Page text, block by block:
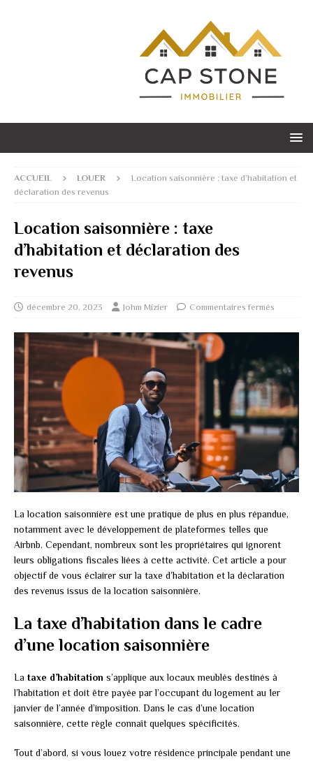
ACCUEIL LOUER
Location saisonnière : taxe d’habitation et
déclaration des revenus
Location saisonnière : taxe
d’habitation et déclaration des
revenus
décembre 20, 2023 Johm Mizier Commentaires fermés
La location saisonnière est une pratique de plus en plus répandue,
notamment avec le développement de plateformes telles que
Airbnb. Cependant, nombreux sont les propriétaires qui ignorent
leurs obligations fiscales liées à cette activité. Cet article a pour
objectif de vous éclairer sur la taxe d’habitation et la déclaration
des revenus issus de la location saisonnière.
La taxe d’habitation dans le cadre
d’une location saisonnière
La taxe d’habitation s’applique aux locaux meublés destinés à
l’habitation et doit être payée par l’occupant du logement au 1er
janvier de l’année d’imposition. Dans le cas d’une location
saisonnière, cette règle connaît quelques spécificités.
Tout d’abord, si vous louez votre résidence principale pendant une